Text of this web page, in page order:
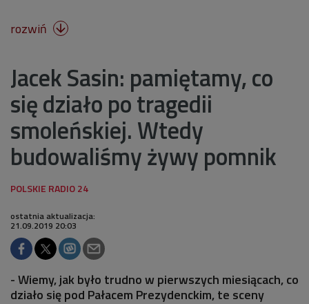
rozwiń 
Jacek Sasin: pamiętamy, co
się działo po tragedii
smoleńskiej. Wtedy
budowaliśmy żywy pomnik
ostatnia aktualizacja:
21.09.2019 20:03
- Wiemy, jak było trudno w pierwszych miesiącach, co
działo się pod Pałacem Prezydenckim, te sceny